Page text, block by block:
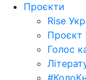
Проєкти
Rise
Проєкт
Голос